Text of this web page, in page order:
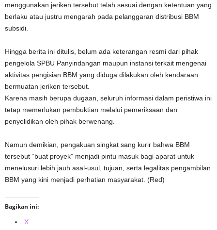
menggunakan jeriken tersebut telah sesuai dengan ketentuan yang
berlaku atau justru mengarah pada pelanggaran distribusi BBM
subsidi.
Hingga berita ini ditulis, belum ada keterangan resmi dari pihak
pengelola SPBU Panyindangan maupun instansi terkait mengenai
aktivitas pengisian BBM yang diduga dilakukan oleh kendaraan
bermuatan jeriken tersebut.
Karena masih berupa dugaan, seluruh informasi dalam peristiwa ini
tetap memerlukan pembuktian melalui pemeriksaan dan
penyelidikan oleh pihak berwenang.
Namun demikian, pengakuan singkat sang kurir bahwa BBM
tersebut “buat proyek” menjadi pintu masuk bagi aparat untuk
menelusuri lebih jauh asal-usul, tujuan, serta legalitas pengambilan
BBM yang kini menjadi perhatian masyarakat. (Red)
Bagikan ini:
X